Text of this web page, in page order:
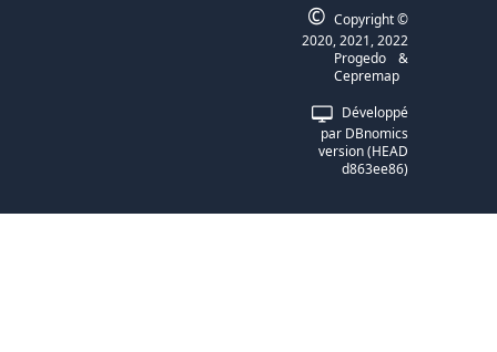
Développé
par DBnomics
version(HEAD
d863ee86)
© Copyright ©
2020, 2021, 2022
Progedo
&
Cepremap